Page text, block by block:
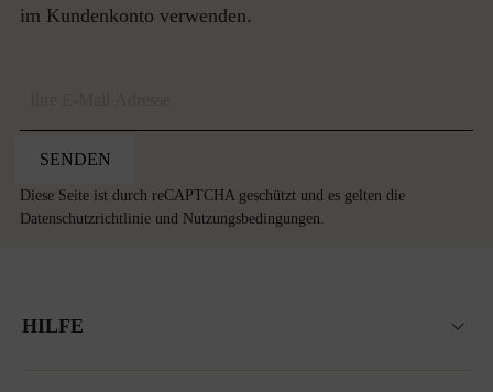
im Kundenkonto verwenden.
SENDEN
Diese Seite ist durch reCAPTCHA geschützt und es gelten die
Datenschutzrichtlinie und Nutzungsbedingungen.
HILFE